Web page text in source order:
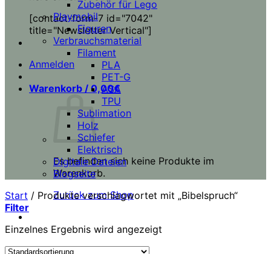
[contact-form-7 id="7042"
title="Newsletter Vertical"]
Anmelden
Warenkorb / 0,00€
Es befinden sich keine Produkte im
Warenkorb.
Zurück zum Shop
Zubehör für Lego
Playmobil
Figuren
Verbrauchsmaterial
Filament
PLA
PET-G
ASA
TPU
Sublimation
Holz
Schiefer
Elektrisch
Digitale Dateien
Blogseite
Start / Produkte verschlagwortet mit „Bibelspruch“
Filter
Einzelnes Ergebnis wird angezeigt